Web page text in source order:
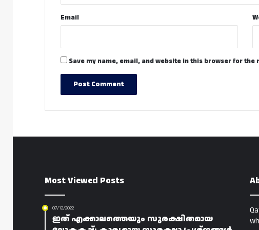
Email
Save my name, email, and website in this browser for the
Most Viewed Posts
07/12/2022
ഇത് എക്കാലത്തെയും സുരക്ഷിതമായ